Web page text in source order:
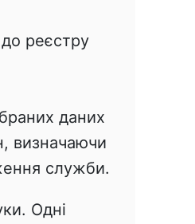
реєстру
даних
визначаючи
служби.
Одні